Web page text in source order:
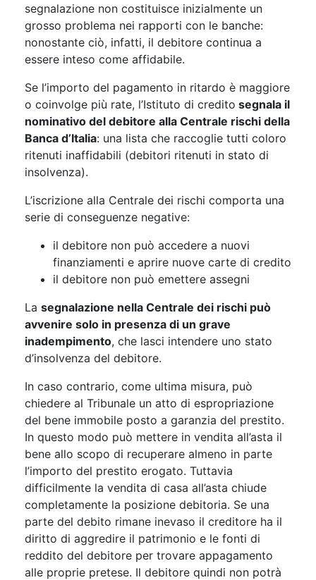
segnalazione non costituisce inizialmente un
grosso problema nei rapporti con le banche:
nonostante ciò, infatti, il debitore continua a
essere inteso come affidabile.
Se l’importo del pagamento in ritardo è maggiore
o coinvolge più rate, l’Istituto di credito segnala il
nominativo del debitore alla Centrale rischi della
Banca d’Italia: una lista che raccoglie tutti coloro
ritenuti inaffidabili (debitori ritenuti in stato di
insolvenza).
L’iscrizione alla Centrale dei rischi comporta una
serie di conseguenze negative:
il debitore non può accedere a nuovi
finanziamenti e aprire nuove carte di credito
il debitore non può emettere assegni
La segnalazione nella Centrale dei rischi può
avvenire solo in presenza di un grave
inadempimento, che lasci intendere uno stato
d’insolvenza del debitore.
In caso contrario, come ultima misura, può
chiedere al Tribunale un atto di espropriazione
del bene immobile posto a garanzia del prestito.
In questo modo può mettere in vendita all’asta il
bene allo scopo di recuperare almeno in parte
l’importo del prestito erogato. Tuttavia
difficilmente la vendita di casa all’asta chiude
completamente la posizione debitoria. Se una
parte del debito rimane inevaso il creditore ha il
diritto di aggredire il patrimonio e le fonti di
reddito del debitore per trovare appagamento
alle proprie pretese. Il debitore quindi non potrà